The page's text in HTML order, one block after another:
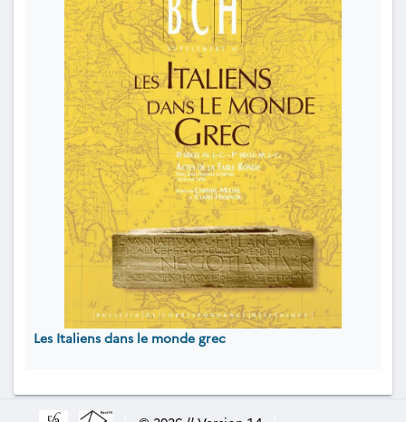
Les Italiens dans le monde grec